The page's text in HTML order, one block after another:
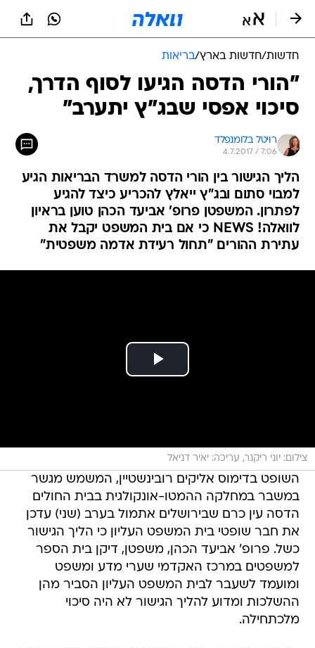
חדשות/חדשות בארץ/בריאות
"הורי הדסה הגיעו לסוף הדרך,
סיכוי אפסי שבג"ץ יתערב"
רויטל בלומנפלד
4.7.2017 / 7:06
הליך הגישור בין הורי הדסה למשרד הבריאות הגיע
למבוי סתום ובג"ץ ייאלץ להכריע כיצד להגיע
לפתרון. המשפטן פרופ' אביעד הכהן טוען בראיון
לוואלה! NEWS כי אם בית המשפט יקבל את
עתירת ההורים "תחול רעידת אדמה משפטית"
צילום: יוני ריקנר, עריכה: יאיר דניאל
השופט בדימוס אליקים רובינשטיין, המשמש מגשר
במשבר במחלקה ההמטו-אונקולגית בבית החולים
הדסה עין כרם שבירושלים אתמול בערב (שני) עדכן
את חבר שופטי בית המשפט העליון כי הליך הגישור
כשל. פרופ' אביעד הכהן, משפטן, דיקן בית הספר
למשפטים במרכז האקדמי שערי מדע ומשפט
ומועמד לשעבר לבית המשפט העליון הסביר מהן
ההשלכות ומדוע להליך הגישור לא היה סיכוי
מלכתחילה.